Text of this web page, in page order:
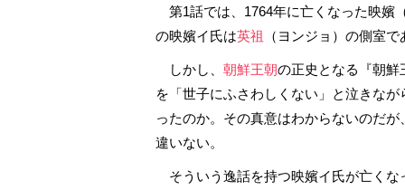
第1話では、1764年に亡くなった映嬪
の映嬪イ氏は英祖 （ヨンジョ）の側室
しかし、 朝鮮王朝の正史となる『朝鮮
を「世子にふさわしくない」と泣きな
ったのか。その真意はわからないのだ
違いない。
そういう逸話を持つ映嬪イ氏が亡くな